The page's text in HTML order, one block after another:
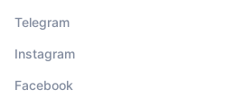
Telegram
Instagram
Facebook